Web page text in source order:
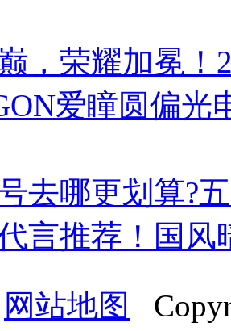
，荣耀加冕！
爱瞳圆偏光
去哪更划算?
言推荐！国风
网站地图